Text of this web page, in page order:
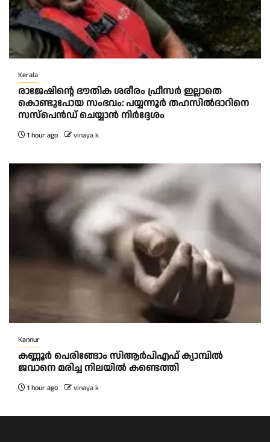
Kerala
രാജേഷിന്റെ ഭൗതിക ശരീരം ഫ്രീസർ ഇല്ലാതെ
കൊണ്ടുപോയ സംഭവം: പയ്യന്നൂർ തഹസിൽദാറിനെ
സസ്പെൻഡ് ചെയ്യാൻ നിർദ്ദേശം
1 hour ago vinaya k
Kannur
കണ്ണൂർ പെരിങ്ങോം സിആർപിഎഫ് ക്യാമ്പിൽ
ജവാനെ മരിച്ച നിലയിൽ കണ്ടെത്തി
1 hour ago vinaya k